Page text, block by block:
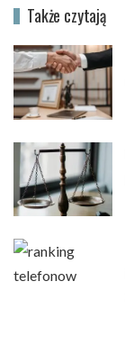
Także czytają